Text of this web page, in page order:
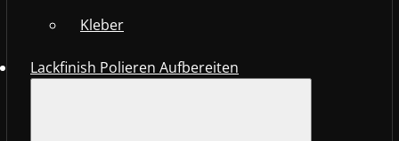
Kleber
Lackfinish Polieren Aufbereiten